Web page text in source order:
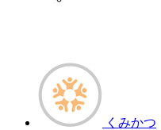
くみかつ